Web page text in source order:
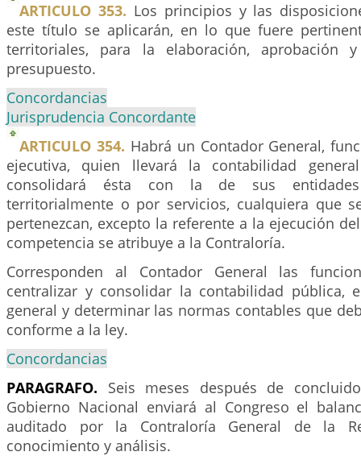
ARTICULO 353. Los principios y las
este título se aplicarán, en lo que fuere
territoriales, para la elaboración, aprobación
presupuesto.
Concordancias
Jurisprudencia Concordante
ARTICULO 354. Habrá un Contador General,
ejecutiva, quien llevará la contabilidad
consolidará ésta con la de sus entidades
territorialmente o por servicios, cualquiera que
pertenezcan, excepto la referente a la ejecución
competencia se atribuye a la Contraloría.
Corresponden al Contador General las
centralizar y consolidar la contabilidad pública,
general y determinar las normas contables que
conforme a la ley.
Concordancias
PARAGRAFO. Seis meses después de
Gobierno Nacional enviará al Congreso el
auditado por la Contraloría General de la
conocimiento y análisis.